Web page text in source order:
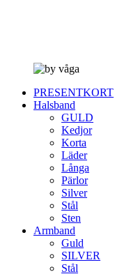
PRESENTKORT
Halsband
GULD
Kedjor
Korta
Läder
Långa
Pärlor
Silver
Stål
Sten
Armband
Guld
SILVER
Stål